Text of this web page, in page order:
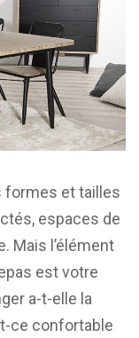
formes et tailles
espaces de
Mais l’élément
est votre
a-t-elle la
ce confortable